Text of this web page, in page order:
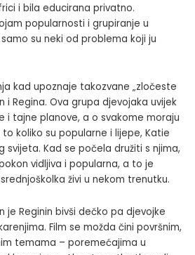
i bila educirana privatno.
popularnosti i grupiranje u
su neki od problema koji ju
kad upoznaje takozvane „zločeste
i Regina. Ova grupa djevojaka uvijek
i tajne planove, a o svakome moraju
koliko su popularne i lijepe, Katie
svijeta. Kad se počela družiti s njima,
vidljiva i popularna, a to je
živi u nekom trenutku.
je Reginin bivši dečko pa djevojke
Film se možda čini površnim,
temama – poremećajima u